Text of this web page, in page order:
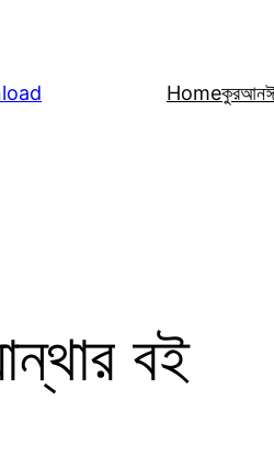
Homeকুরআন
বই